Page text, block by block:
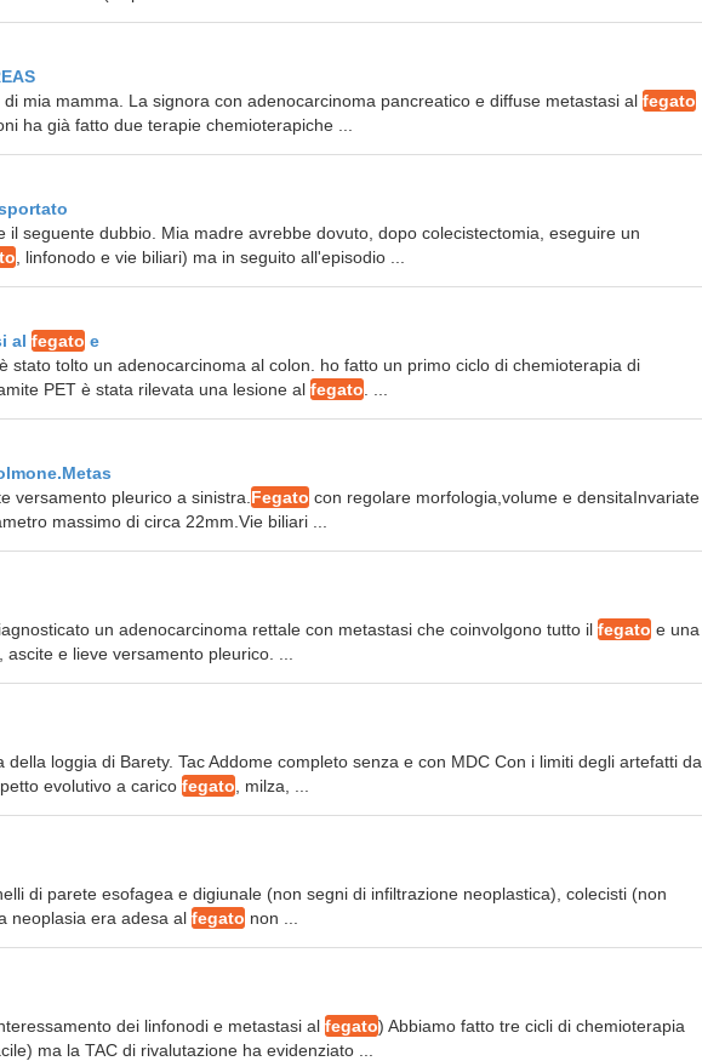
mia mamma. La signora con adenocarcinoma pancreatico e diffuse metastasi al fegato
ha già fatto due terapie chemioterapiche ...
il seguente dubbio. Mia madre avrebbe dovuto, dopo colecistectomia, eseguire un
, linfonodo e vie biliari) ma in seguito all'episodio ...
al fegato e
stato tolto un adenocarcinoma al colon. ho fatto un primo ciclo di chemioterapia di
PET è stata rilevata una lesione al fegato
versamento pleurico a sinistra. Fegato con regolare morfologia,volume e densitaInvariate
massimo di circa 22mm.Vie biliari ...
un adenocarcinoma rettale con metastasi che coinvolgono tutto il fegato e una
e lieve versamento pleurico. ...
della loggia di Barety. Tac Addome completo senza e con MDC Con i limiti degli artefatti da
evolutivo a carico fegato , milza, ...
di parete esofagea e digiunale (non segni di infiltrazione neoplastica), colecisti (non
neoplasia era adesa al fegato non ...
dei linfonodi e metastasi al fegato) Abbiamo fatto tre cicli di chemioterapia
ma la TAC di rivalutazione ha evidenziato ...